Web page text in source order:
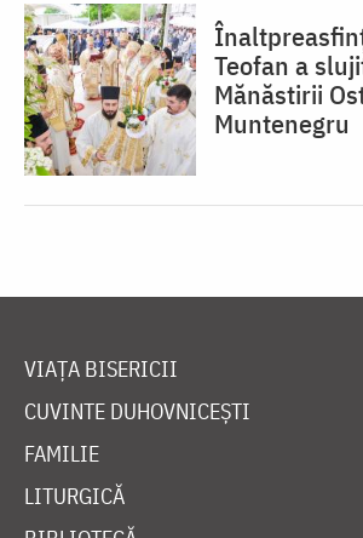
Teofan a
Mănăstirii
Muntenegru
VIAȚA BISERICII
CUVINTE DUHOVNICEȘTI
FAMILIE
LITURGICĂ